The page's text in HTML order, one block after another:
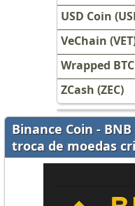
USD Coin
VeChain
Wrapped
ZCash (ZEC)
Binance Coin -
troca de moedas